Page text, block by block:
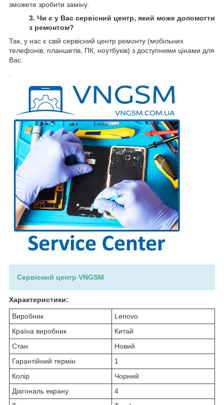
зможете зробити заміну.
3. Чи є у Вас сервісний центр, який може допомогти
з ремонтом?
Так, у нас є свій сервісний центр ремонту (мобільних
телефонів, планшетів, ПК, ноутбуків) з доступними цінами для
Вас.
Сервісний центр VNGSM
Характеристики:
Виробник
Lenovo
Країна виробник
Китай
Стан
Новий
Гарантійний термін
1
Колір
Чорний
Діагональ екрану
4